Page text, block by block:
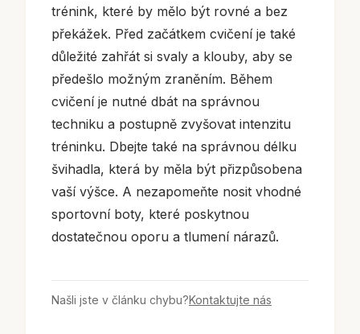
trénink, které by mělo být rovné a bez
překážek. Před začátkem cvičení je také
důležité zahřát si svaly a klouby, aby se
předešlo možným zraněním. Během
cvičení je nutné dbát na správnou
techniku a postupně zvyšovat intenzitu
tréninku. Dbejte také na správnou délku
švihadla, která by měla být přizpůsobena
vaší výšce. A nezapomeňte nosit vhodné
sportovní boty, které poskytnou
dostatečnou oporu a tlumení nárazů.
Našli jste v článku chybu?Kontaktujte nás